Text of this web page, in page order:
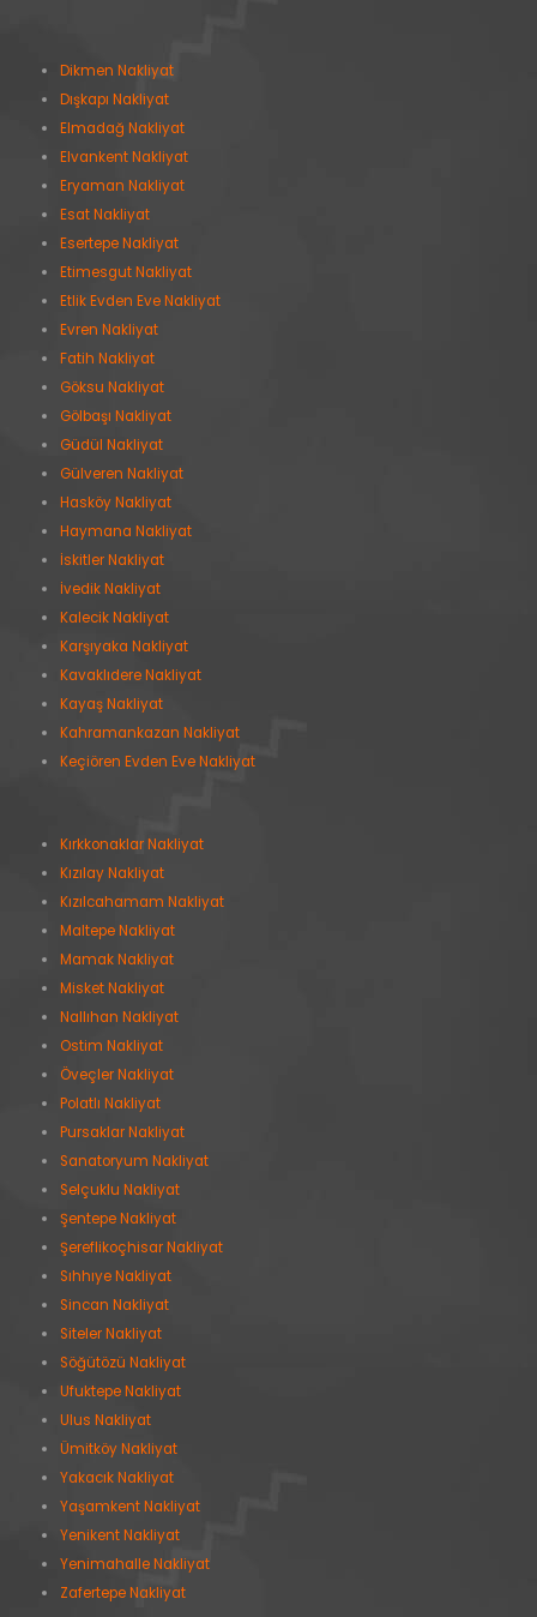
Dikmen Nakliyat
Dışkapı Nakliyat
Elmadağ Nakliyat
Elvankent Nakliyat
Eryaman Nakliyat
Esat Nakliyat
Esertepe Nakliyat
Etimesgut Nakliyat
Etlik Evden Eve Nakliyat
Evren Nakliyat
Fatih Nakliyat
Göksu Nakliyat
Gölbaşı Nakliyat
Güdül Nakliyat
Gülveren Nakliyat
Hasköy Nakliyat
Haymana Nakliyat
İskitler Nakliyat
İvedik Nakliyat
Kalecik Nakliyat
Karşıyaka Nakliyat
Kavaklıdere Nakliyat
Kayaş Nakliyat
Kahramankazan Nakliyat
Keçiören Evden Eve Nakliyat
Kırkkonaklar Nakliyat
Kızılay Nakliyat
Kızılcahamam Nakliyat
Maltepe Nakliyat
Mamak Nakliyat
Misket Nakliyat
Nallıhan Nakliyat
Ostim Nakliyat
Öveçler Nakliyat
Polatlı Nakliyat
Pursaklar Nakliyat
Sanatoryum Nakliyat
Selçuklu Nakliyat
Şentepe Nakliyat
Şereflikoçhisar Nakliyat
Sıhhıye Nakliyat
Sincan Nakliyat
Siteler Nakliyat
Söğütözü Nakliyat
Ufuktepe Nakliyat
Ulus Nakliyat
Ümitköy Nakliyat
Yakacık Nakliyat
Yaşamkent Nakliyat
Yenikent Nakliyat
Yenimahalle Nakliyat
Zafertepe Nakliyat